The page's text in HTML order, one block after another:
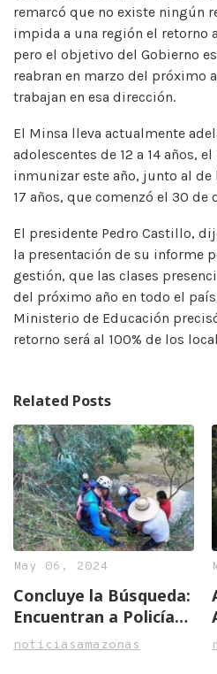
remarcó que no existe ningún
impida a una región el retorno
pero el objetivo del Gobierno
reabran en marzo del próximo
trabajan en esa dirección.
El Minsa lleva actualmente
adolescentes de 12 a 14 años,
inmunizar este año, junto al de
17 años, que comenzó el 30 de
El presidente Pedro Castillo,
la presentación de su informe
gestión, que las clases
del próximo año en todo el
Ministerio de Educación
retorno será al 100% de los
Related Posts
May 06, 2024
Concluye la Búsqueda:
Encuentran a Policía
Héroe Tras Trágico
noticiasamazonas